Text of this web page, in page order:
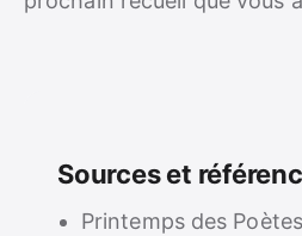
Sources et
Printemps des